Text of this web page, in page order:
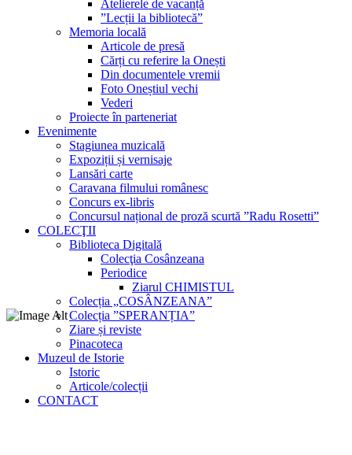
Atelierele de vacanță
”Lecții la bibliotecă”
Memoria locală
Articole de presă
Cărți cu referire la Onești
Din documentele vremii
Foto Oneștiul vechi
Vederi
Proiecte în parteneriat
Evenimente
Stagiunea muzicală
Expoziții și vernisaje
Lansări carte
Caravana filmului românesc
Concurs ex-libris
Concursul național de proză scurtă ”Radu Rosetti”
COLECŢII
Biblioteca Digitală
Colecţia Cosânzeana
Periodice
Ziarul CHIMISTUL
Colecția „COSÂNZEANA”
Colecția ”SPERANȚIA”
Ziare și reviste
Pinacoteca
Muzeul de Istorie
Istoric
Articole/colecții
CONTACT